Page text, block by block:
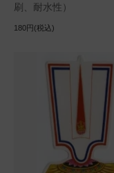
刷、耐水性）
180円(税込)